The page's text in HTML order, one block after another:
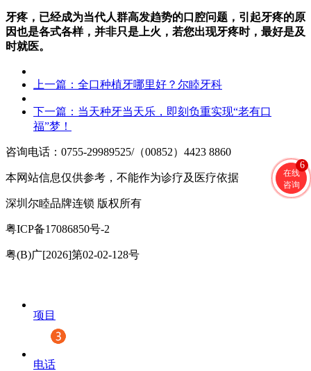
在线
咨询
6
牙疼，已经成为当代人群高发趋势的口腔问题，引起牙疼的原
因也是各式各样，并非只是上火，若您出现牙疼时，最好是及
时就医。
上一篇： 全口种植牙哪里好？尔睦牙科
下一篇： 当天种牙当天乐，即刻负重实现“老有口
福”梦！
咨询电话：0755-29989525/（00852）4423 8860
本网站信息仅供参考，不能作为诊疗及医疗依据
深圳尔睦品牌连锁 版权所有
粤ICP备17086850号-2
粤(B)广[2026]第02-02-128号
项目
电话